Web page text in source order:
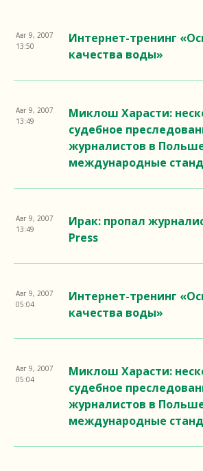
Интернет-тренинг
качества воды»
Авг 9, 2007
13:50
Миклош Харасти:
судебное
журналистов в
международные
Авг 9, 2007
13:49
Ирак: пропал
Press
Авг 9, 2007
13:49
Интернет-тренинг
качества воды»
Авг 9, 2007
05:04
Миклош Харасти:
судебное
журналистов в
международные
Авг 9, 2007
05:04